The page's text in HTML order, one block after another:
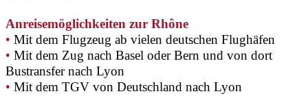
Anreisemöglichkeiten zur Rhône
• Mit dem Flugzeug ab vielen deutschen Flughäfen
• Mit dem Zug nach Basel oder Bern und von dort
Bustransfer nach Lyon
• Mit dem TGV von Deutschland nach Lyon